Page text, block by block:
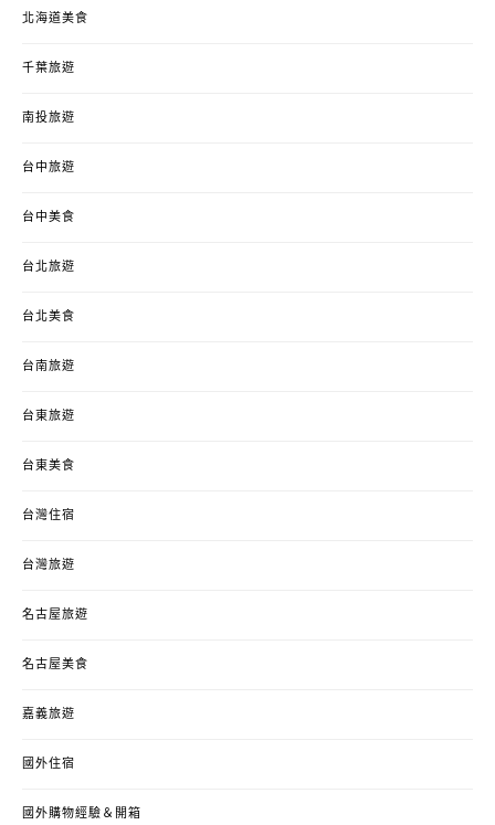
北海道美食
千葉旅遊
南投旅遊
台中旅遊
台中美食
台北旅遊
台北美食
台南旅遊
台東旅遊
台東美食
台灣住宿
台灣旅遊
名古屋旅遊
名古屋美食
嘉義旅遊
國外住宿
國外購物經驗＆開箱